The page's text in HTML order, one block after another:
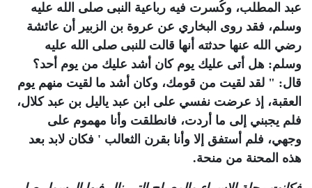
عبد المطلب، وكُسرت فيه رباعية النبى صلى الله عليه
وسلم، فقد روى البخاري عن عروة بن الزبير أن عائشة
رضي الله عنها حدثته أنها قالت للنبى صلى الله عليه
وسلم: هل أتى عليك يوم كان أشد عليك من يوم أحد؟
قال: " لقد لقيت من قومك، وكان أشد ما لقيت منهم يوم
العقبة، إذ عرضت نفسي على ابن عبد ياليل بن عبد كلال،
فلم يجبني إلى ما أردت، فانطلقت وأنا مهموم على
وجهي، فلم أستفق إلا وأنا بقرن الثعالب ' فكان لابد بعد
هذه المحنة من منحة.